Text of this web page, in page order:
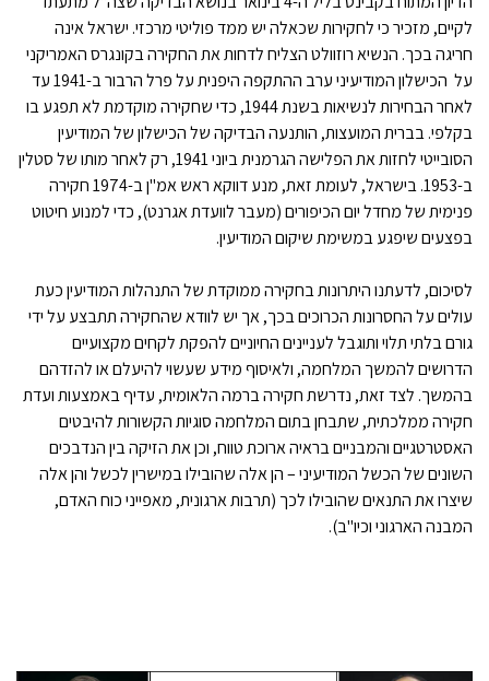
לקיים, מזכיר כי לחקירות שכאלה יש ממד פוליטי מרכזי. ישראל אינה
חריגה בכך. הנשיא רוזוולט הצליח לדחות את החקירה בקונגרס האמריקני
על הכישלון המודיעיני ערב ההתקפה היפנית על פרל הרבור ב-1941 עד
לאחר הבחירות לנשיאות בשנת 1944, כדי שחקירה מוקדמת לא תפגע בו
בקלפי. בברית המועצות, הותנעה הבדיקה של הכישלון של המודיעין
הסובייטי לחזות את הפלישה הגרמנית ביוני 1941, רק לאחר מותו של סטלין
ב-1953. בישראל, לעומת זאת, מנע דווקא ראש אמ"ן ב-1974 חקירה
פנימית של מחדל יום הכיפורים (מעבר לוועדת אגרנט), כדי למנוע חיטוט
בפצעים שיפגע במשימת שיקום המודיעין.
לסיכום, לדעתנו היתרונות בחקירה ממוקדת של התנהלות המודיעין כעת
עולים על החסרונות הכרוכים בכך, אך יש לוודא שהחקירה תתבצע על ידי
גורם בלתי תלוי ותוגבל לעניינים החיוניים להפקת לקחים מקצועיים
הדרושים להמשך המלחמה, ולאיסוף מידע שעשוי להיעלם או להזדהם
בהמשך. לצד זאת, נדרשת חקירה ברמה הלאומית, עדיף באמצעות ועדת
חקירה ממלכתית, שתבחן בתום המלחמה סוגיות הקשורות להיבטים
האסטרטגיים והמבניים בראיה ארוכת טווח, וכן את הזיקה בין הנדבכים
השונים של הכשל המודיעיני – הן אלה שהובילו במישרין לכשל והן אלה
שיצרו את התנאים שהובילו לכך (תרבות ארגונית, מאפייני כוח האדם,
המבנה הארגוני וכיו"ב).